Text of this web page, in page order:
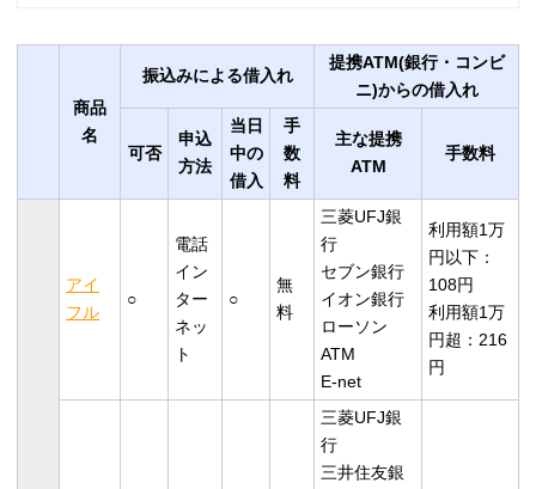
商品
名
振込みによる借入れ
提携ATM(銀行・コンビ
ニ)からの借入れ
可否
申込
方法
当日
中の
借入
手
数
料
主な提携
ATM
手数料
アイ
フル
○
電話
イン
ター
ネッ
ト
○
無
料
三菱UFJ銀
行
セブン銀行
イオン銀行
ローソン
ATM
E-net
利用額1万
円以下：
108円
利用額1万
円超：216
円
三菱UFJ銀
行
三井住友銀